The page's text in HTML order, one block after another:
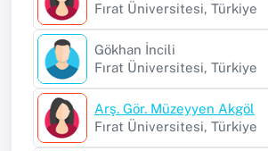
Fırat Üniversitesi, Türkiye
Gökhan İncili
Fırat Üniversitesi, Türkiye
Arş. Gör. Müzeyyen Akgöl
Fırat Üniversitesi, Türkiye